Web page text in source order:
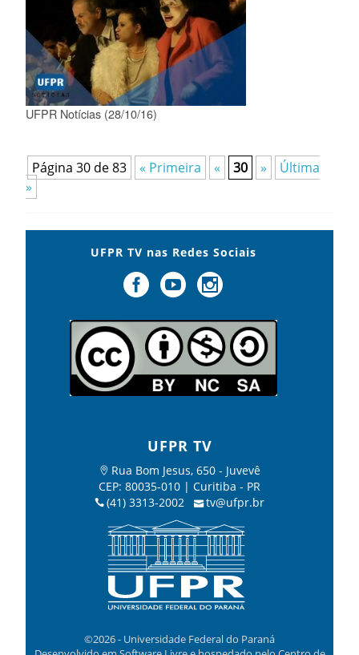
UFPR Notícias (28/10/16)
Página 30 de 83 « Primeira « 30 »
Última
»
UFPR TV nas Redes Sociais
UFPR TV
Rua Bom Jesus, 650 - Juvevê
CEP: 80035-010 | Curitiba - PR
(41) 3313-2002
tv@ufpr.br
©2026 - Universidade Federal do Paraná